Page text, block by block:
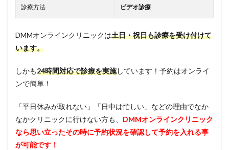
診療方法 ビデオ診療
DMMオンラインクリニックは土日・祝日も診療を受け付けて
います。
しかも24時間対応で診療を実施しています！予約はオンライ
ンで簡単！
「平日休みが取れない」「日中は忙しい」などの理由でなか
なかクリニックに行けない方も、 DMMオンラインクリニック
なら思い立ったその時に予約状況を確認して予約を入れる事
が可能です！